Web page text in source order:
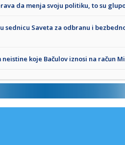
da menja svoju politiku, to su
sednicu Saveta za odbranu i
neistine koje Bačulov iznosi na račun